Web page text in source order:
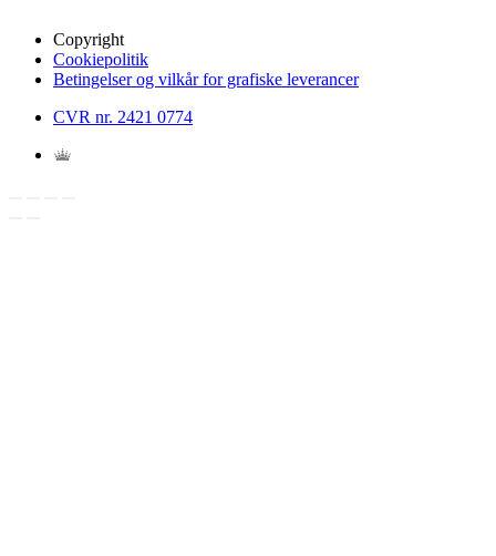
Copyright
Cookiepolitik
Betingelser og vilkår for grafiske leverancer
CVR nr. 2421 0774